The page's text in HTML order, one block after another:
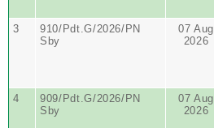
3
910/Pdt.G/2026/PN
Sby
07 Aug
2026
4
909/Pdt.G/2026/PN
Sby
07 Aug
2026